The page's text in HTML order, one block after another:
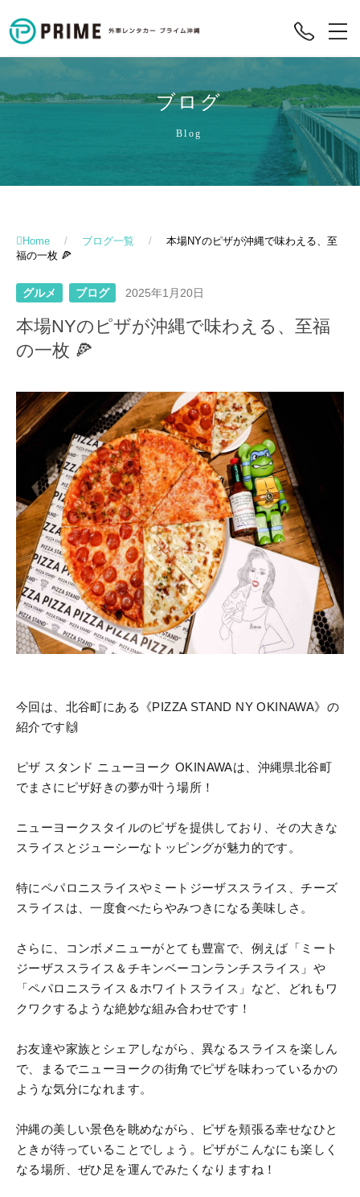
ブログ
Blog
Home / ブログ一覧 /
本場NYのピザが沖縄で味わえる、至
福の一枚 🍕
グルメ ブログ 2025年1月20日
本場NYのピザが沖縄で味わえる、至福
の一枚 🍕
今回は、北谷町にある《PIZZA STAND NY OKINAWA》の
紹介です🙌
ピザ スタンド ニューヨーク OKINAWAは、沖縄県北谷町
でまさにピザ好きの夢が叶う場所！
ニューヨークスタイルのピザを提供しており、その大きな
スライスとジューシーなトッピングが魅力的です。
特にペパロニスライスやミートジーザススライス、チーズ
スライスは、一度食べたらやみつきになる美味しさ。
さらに、コンボメニューがとても豊富で、例えば「ミート
ジーザススライス＆チキンベーコンランチスライス」や
「ペパロニスライス＆ホワイトスライス」など、どれもワ
クワクするような絶妙な組み合わせです！
お友達や家族とシェアしながら、異なるスライスを楽しん
で、まるでニューヨークの街角でピザを味わっているかの
ような気分になれます。
沖縄の美しい景色を眺めながら、ピザを頬張る幸せなひと
ときが待っていることでしょう。ピザがこんなにも楽しく
なる場所、ぜひ足を運んでみたくなりますね！